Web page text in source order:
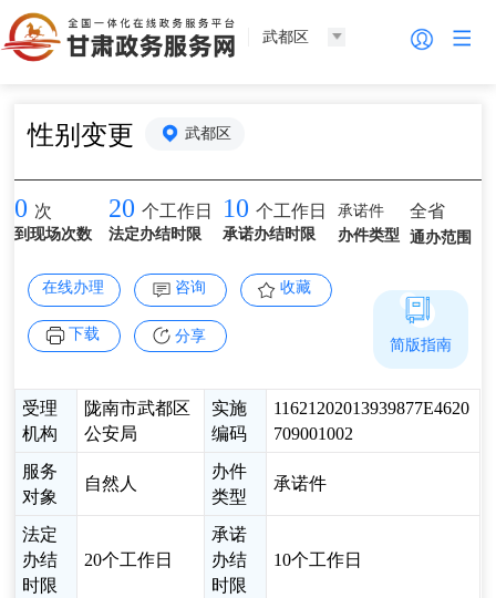
武都区
性别变更 武都区
0 次
到现场次数
20 个工作日
法定办结时限
10 个工作日
承诺办结时限
承诺件
办件类型
全省
通办范围
在线办理 咨询 收藏
下载 分享
受理
机构
陇南市武都区
公安局
实施
编码
11621202013939877E4620
709001002
服务
对象
自然人
办件
类型
承诺件
法定
办结
时限
20个工作日
承诺
办结
时限
10个工作日
简版指南